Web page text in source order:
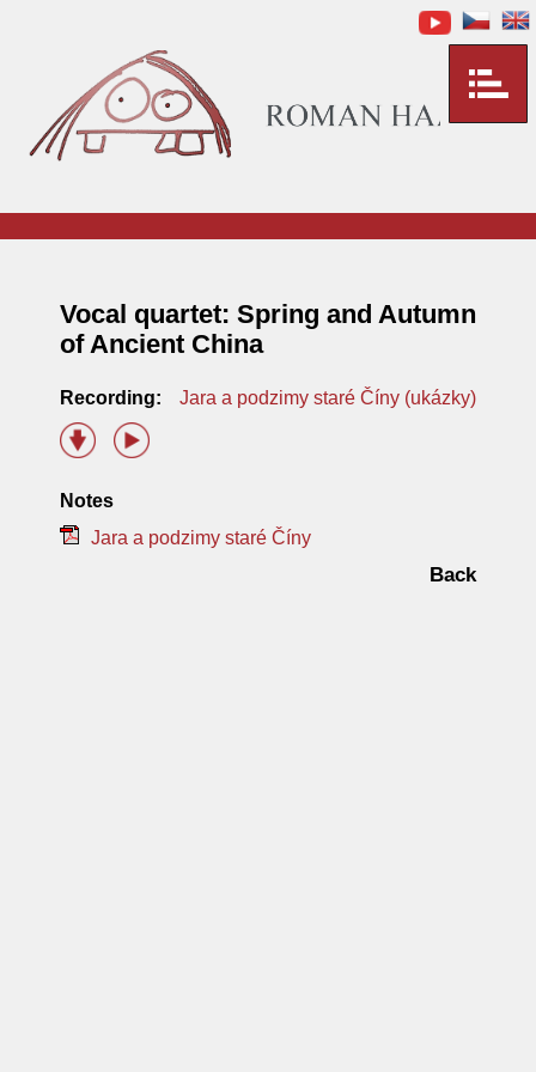
Vocal quartet: Spring and Autumn
of Ancient China
Recording: Jara a podzimy staré Číny (ukázky)
Notes
Jara a podzimy staré Číny
Back